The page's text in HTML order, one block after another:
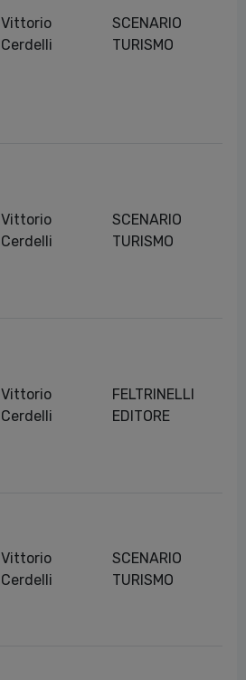
Vittorio
Cerdelli
SCENARIO
TURISMO
Vittorio
Cerdelli
SCENARIO
TURISMO
Vittorio
Cerdelli
FELTRINELLI
EDITORE
Vittorio
Cerdelli
SCENARIO
TURISMO